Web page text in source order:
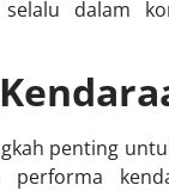
dalam
penting